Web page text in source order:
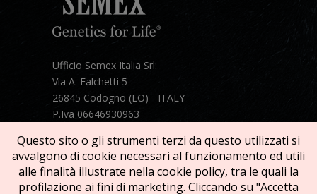
Ufficio Semex Italia Srl:
Via A. Falchetti 5
26845 Codogno (LO) - ITALY
P.Iva 06646930963
Mail: semex@semexitalia.it
Guarda la mappa
Questo sito o gli strumenti terzi da questo utilizzati si
avvalgono di cookie necessari al funzionamento ed utili
alle finalità illustrate nella cookie policy, tra le quali la
profilazione ai fini di marketing. Cliccando su "Accetta